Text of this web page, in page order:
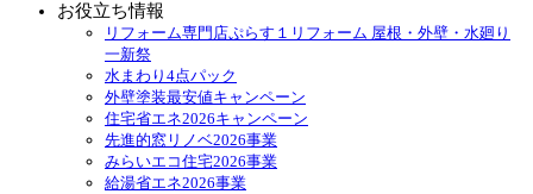
お役立ち情報
リフォーム専門店ぷらす１リフォーム 屋根・外壁・水廻り
一新祭
水まわり4点パック
外壁塗装最安値キャンペーン
住宅省エネ2026キャンペーン
先進的窓リノベ2026事業
みらいエコ住宅2026事業
給湯省エネ2026事業